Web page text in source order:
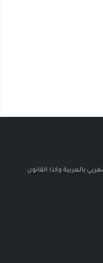
بالعربية وكذا القانون